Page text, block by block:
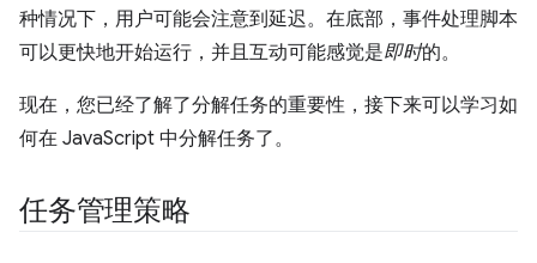
种情况下，用户可能会注意到延迟。在底部，事件处理脚本
可以更快地开始运行，并且互动可能感觉是即时的。
现在，您已经了解了分解任务的重要性，接下来可以学习如
何在 JavaScript 中分解任务了。
任务管理策略